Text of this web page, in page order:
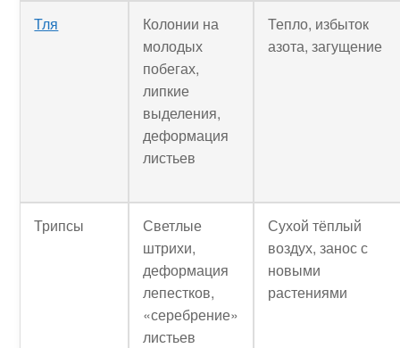
Тля
Колонии на
молодых
побегах,
липкие
выделения,
деформация
листьев
Тепло, избыток
азота, загущение
Трипсы
Светлые
штрихи,
деформация
лепестков,
«серебрение»
листьев
Сухой тёплый
воздух, занос с
новыми
растениями